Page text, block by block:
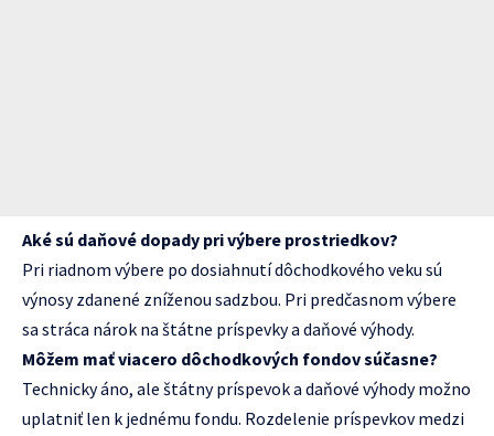
Aké sú daňové dopady pri výbere prostriedkov?
Pri riadnom výbere po dosiahnutí dôchodkového veku sú
výnosy zdanené zníženou sadzbou. Pri predčasnom výbere
sa stráca nárok na štátne príspevky a daňové výhody.
Môžem mať viacero dôchodkových fondov súčasne?
Technicky áno, ale štátny príspevok a daňové výhody možno
uplatniť len k jednému fondu. Rozdelenie príspevkov medzi